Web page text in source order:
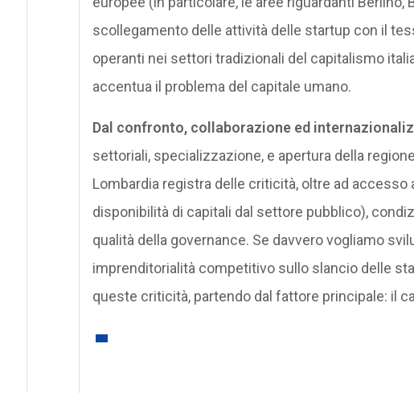
scollegamento delle attività delle startup con il
operanti nei settori tradizionali del capitalismo
accentua il problema del capitale umano.
Dal confronto, collaborazione ed
settoriali, specializzazione, e apertura della
Lombardia registra delle criticità, oltre ad
disponibilità di capitali dal settore pubblico),
qualità della governance. Se davvero vogliamo
imprenditorialità competitivo sullo slancio delle
queste criticità, partendo dal fattore principale: il